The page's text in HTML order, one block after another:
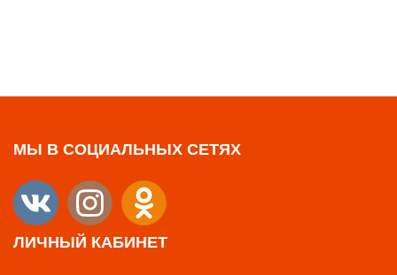
МЫ В СОЦИАЛЬНЫХ СЕТЯХ
ЛИЧНЫЙ КАБИНЕТ